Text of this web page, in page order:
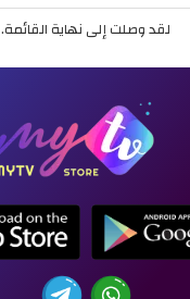
لقد وصلت إلى نهاية القائمة.